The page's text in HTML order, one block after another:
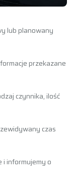
lub planowany
przekazane
czynnika, ilość
czas
i informujemy o